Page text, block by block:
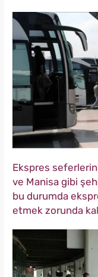
Ekspres seferlerin
ve Manisa gibi
bu durumda
etmek zorunda